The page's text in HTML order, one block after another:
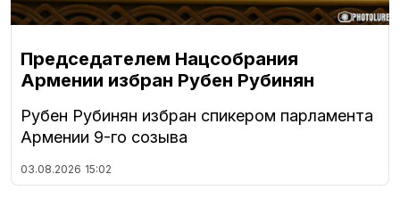
Председателем Нацсобрания
Армении избран Рубен Рубинян
Рубен Рубинян избран спикером парламента
Армении 9-го созыва
03.08.2026 15:02